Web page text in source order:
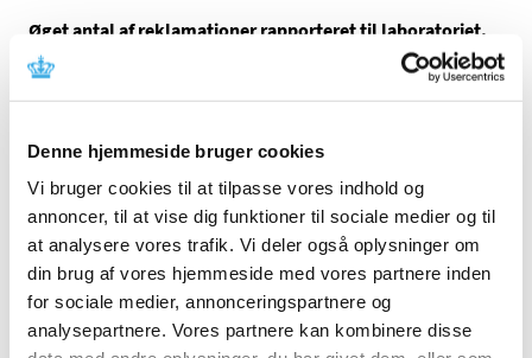
Denne hjemmeside bruger cookies
Vi bruger cookies til at tilpasse vores indhold og
annoncer, til at vise dig funktioner til sociale medier og til
at analysere vores trafik. Vi deler også oplysninger om
din brug af vores hjemmeside med vores partnere inden
for sociale medier, annonceringspartnere og
analysepartnere. Vores partnere kan kombinere disse
Øget antal af reklamationer rapporteret til laboratoriet.
Laboratoriet modtager reklamationer over lægemidler
fra patienter, hospitalspersonale, apoteker mv. Når vi
beslutter næste trin.
I 2015 evaluerede laboratoriet 97 reklamationer; det var
dobbelt så mange som året før (2014: 46 reklamationer).
Børnesikrede blister kort
I perioden fra 2011 til 2015 modtog laboratoriet 32 klager
over børnesikrede blister kort. Klagerne beskrev
problemer med at trykke tabletter og kapsler ud af